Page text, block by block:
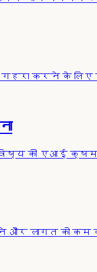
करने के लिए
की एआई
और लागत को कम